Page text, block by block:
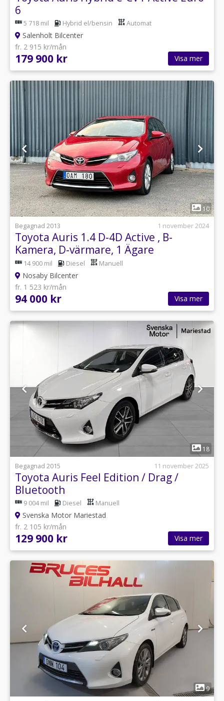
6
5 718 mil Hybrid el/bensin Automat
Salenholt Bilcenter
fr. 2 915 kr/mån
179 900 kr Visa mer
1
10
Begagnad 2013
1 november 2024
Toyota Auris 1.4 D-4D Active , B-
Kamera, D-värmare, 1 Ägare
14 900 mil Diesel Manuell
Nosaby Bilcenter
fr. 1 523 kr/mån
94 000 kr Visa mer
1
18
Begagnad 2015
11 november 2025
Toyota Auris Feel Edition / Drag /
Bluetooth
9 004 mil Diesel Manuell
Svenska Motor Mariestad
fr. 2 105 kr/mån
129 900 kr Visa mer
1
9